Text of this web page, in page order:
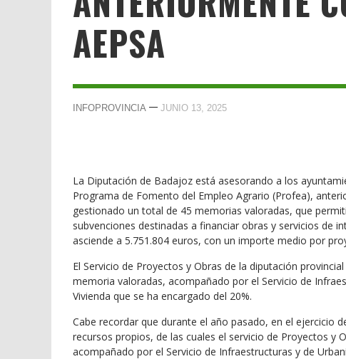
AEPSA
INFOPROVINCIA — JUNIO 13, 2025
La Diputación de Badajoz está asesorando a los
Programa de Fomento del Empleo Agrario (Profea),
gestionado un total de 45 memorias valoradas, que
subvenciones destinadas a financiar obras y servicios de
asciende a 5.751.804 euros, con un importe medio por
El Servicio de Proyectos y Obras de la diputación
memoria valoradas, acompañado por el Servicio de
Vivienda que se ha encargado del 20%.
Cabe recordar que durante el año pasado, en el ejercicio
recursos propios, de las cuales el servicio de Proyectos y
acompañado por el Servicio de Infraestructuras y de